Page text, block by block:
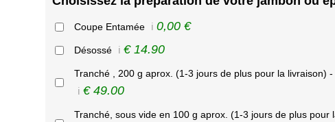
Coupe Entamée ℹ️ 0,00 €
Désossé ℹ️ € 14.90
Tranché , 200 g aprox. (1-3 jours de plus pour la livraison) -
ℹ️ € 49.00
Tranché, sous vide en 100 g aprox. (1-3 jours de plus pour